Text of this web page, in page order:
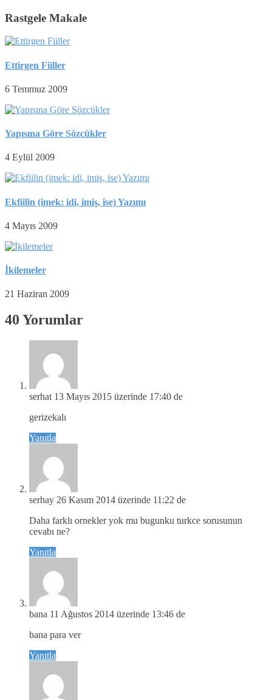
Rastgele Makale
Ettirgen Fiiller
6 Temmuz 2009
Yapısına Göre Sözcükler
4 Eylül 2009
Ekfiilin (imek: idi, imiş, ise) Yazımı
4 Mayıs 2009
İkilemeler
21 Haziran 2009
40 Yorumlar
serhat 13 Mayıs 2015 üzerinde 17:40 de
gerizekalı
Yanıtla
serhay 26 Kasım 2014 üzerinde 11:22 de
Daha farklı ornekler yok mu bugunku turkce sorusunun
cevabı ne?
Yanıtla
bana 11 Ağustos 2014 üzerinde 13:46 de
bana para ver
Yanıtla